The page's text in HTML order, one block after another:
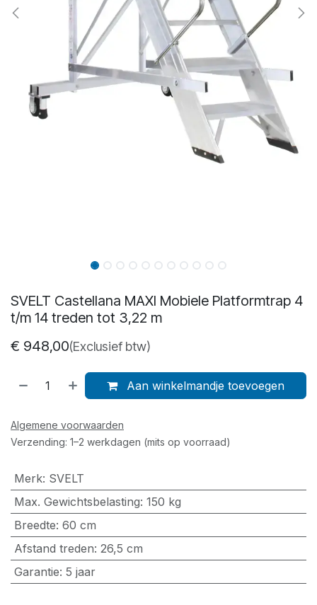
SVELT Castellana MAXI Mobiele Platformtrap 4
t/m 14 treden tot 3,22 m
€ 948,00(Exclusief btw)
Aan winkelmandje toevoegen
Algemene voorwaarden
Verzending: 1–2 werkdagen (mits op voorraad)
Merk: SVELT
Max. Gewichtsbelasting: 150 kg
Breedte: 60 cm
Afstand treden: 26,5 cm
Garantie: 5 jaar